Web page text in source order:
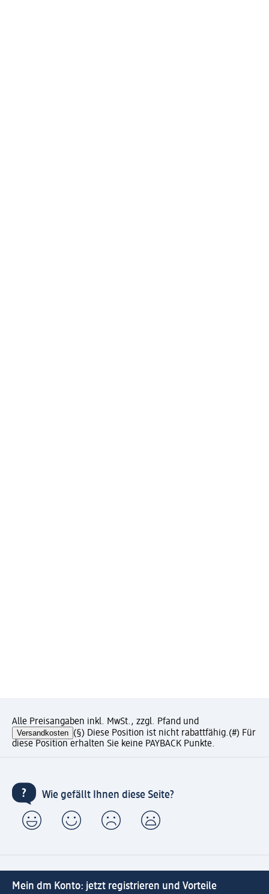
Alle Preisangaben inkl. MwSt., zzgl. Pfand und
Versandkosten (§) Diese Position ist nicht rabattfähig.(#) Für
diese Position erhalten Sie keine PAYBACK Punkte.
Wie gefällt Ihnen diese Seite?
Mein dm Konto: jetzt registrieren und Vorteile